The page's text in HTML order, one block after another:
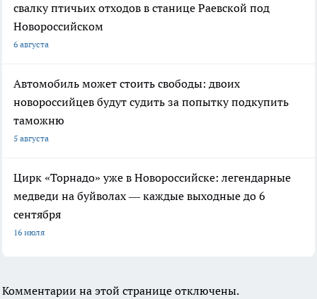
свалку птичьих отходов в станице Раевской под
Новороссийском
6 августа
Автомобиль может стоить свободы: двоих
новороссийцев будут судить за попытку подкупить
таможню
5 августа
Цирк «Торнадо» уже в Новороссийске: легендарные
медведи на буйволах — каждые выходные до 6
сентября
16 июля
Комментарии на этой странице отключены.